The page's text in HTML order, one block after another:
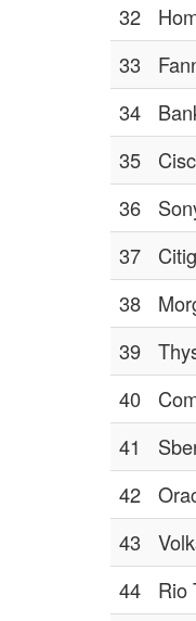
32
33
34
35
36
37
38
39
40
41
42
43
44
Rio